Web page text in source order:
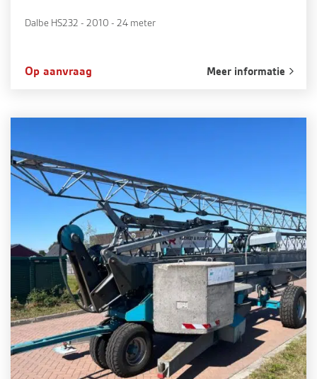
Dalbe HS232 - 2010 - 24 meter
Op aanvraag Meer informatie